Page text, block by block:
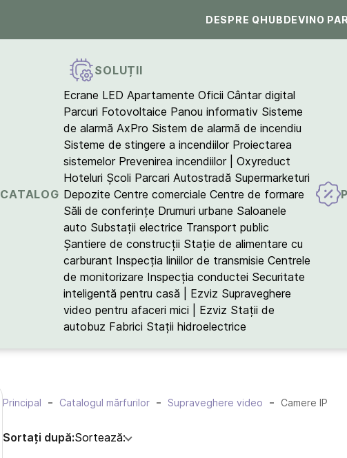
DESPRE QHUBDEVINO
CATALOG
SOLUȚII
Ecrane LED Apartamente Oficii Cântar digital
Parcuri Fotovoltaice Panou informativ Sisteme
de alarmă AxPro Sistem de alarmă de incendiu
Sisteme de stingere a incendiilor Proiectarea
sistemelor Prevenirea incendiilor | Oxyreduct
Hoteluri Școli Parcari Autostradă Supermarketuri
Depozite Centre comerciale Centre de formare
Săli de conferințe Drumuri urbane Saloanele
auto Substații electrice Transport public
Șantiere de construcții Stație de alimentare cu
carburant Inspecția liniilor de transmisie Centrele
de monitorizare Inspecția conductei Securitate
inteligentă pentru casă | Ezviz Supraveghere
video pentru afaceri mici | Ezviz Stații de
autobuz Fabrici Stații hidroelectrice
Principal Catalogul mărfurilor Supraveghere video Camere IP
Sortați după:Sortează: